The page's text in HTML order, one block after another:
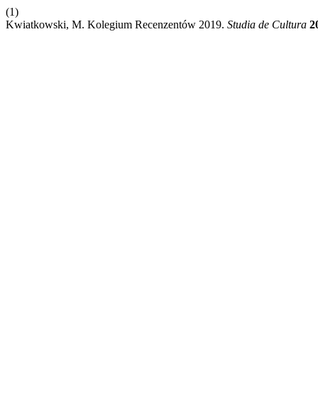
(1)
Kwiatkowski, M. Kolegium Recenzentów 2019. Studia de Cultura